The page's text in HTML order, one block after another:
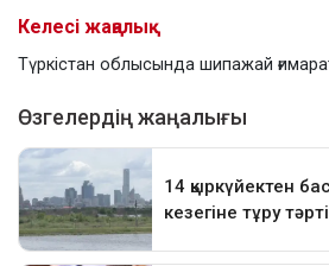
Келесі жаңалық
Түркістан облысында шипажай